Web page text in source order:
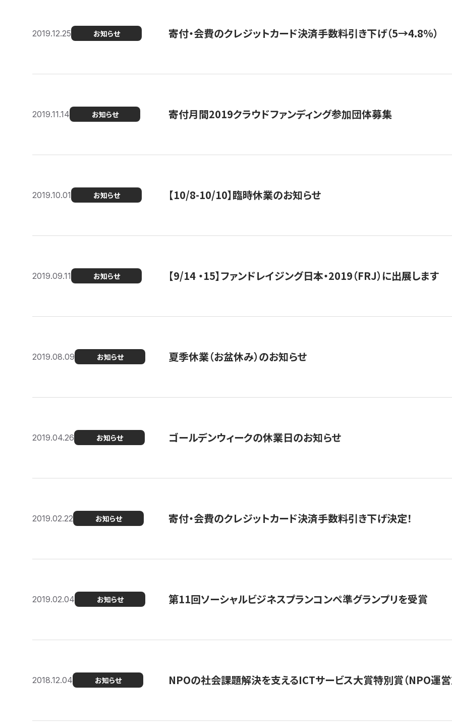
2019.12.25 お知らせ 寄付・会費のクレジットカード決済手数料引き下げ（5→4.8%）
2019.11.14 お知らせ 寄付月間2019クラウドファンディング参加団体募集
2019.10.01 お知らせ 【10/8-10/10】臨時休業のお知らせ
2019.09.11 お知らせ 【9/14 ・15】ファンドレイジング日本・2019（FRJ）に出展します
2019.08.09 お知らせ 夏季休業（お盆休み）のお知らせ
2019.04.26 お知らせ ゴールデンウィークの休業日のお知らせ
2019.02.22 お知らせ 寄付・会費のクレジットカード決済手数料引き下げ決定！
2019.02.04 お知らせ 第11回ソーシャルビジネスプランコンペ準グランプリを受賞
2018.12.04 お知らせ NPOの社会課題解決を支えるICTサービス大賞特別賞（NPO運